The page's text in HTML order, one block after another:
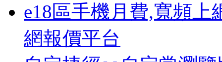
e18區手機月費,寬頻上
網報價平台